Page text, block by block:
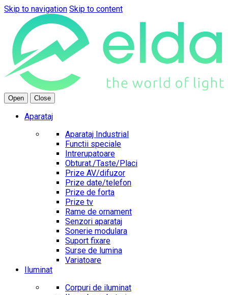
Skip to navigation Skip to content
Open Close
Aparataj
Aparataj Industrial
Functii speciale
Intrerupatoare
Obturat./Taste/Placi
Prize AV/difuzor
Prize date/telefon
Prize de forta
Prize tv
Rame de ornament
Senzori aparataj
Sonerie modulara
Suport fixare
Surse de lumina
Variatoare
Iluminat
Corpuri de iluminat